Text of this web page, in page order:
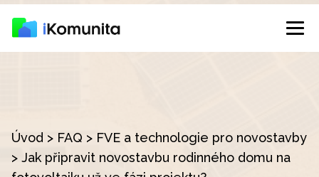
Úvod > FAQ > FVE a technologie pro novostavby
> Jak připravit novostavbu rodinného domu na